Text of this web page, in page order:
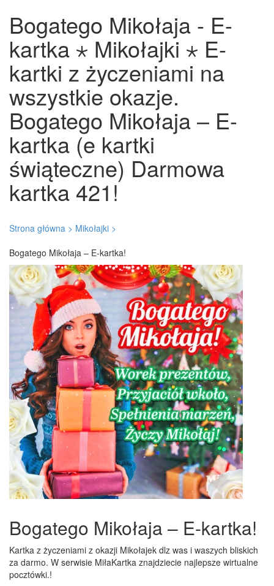
Bogatego Mikołaja - E-
kartka ⋆ Mikołajki ⋆ E-
kartki z życzeniami na
wszystkie okazje.
Bogatego Mikołaja – E-
kartka (e kartki
świąteczne) Darmowa
kartka 421!
Strona główna > Mikołajki >
Bogatego Mikołaja – E-kartka!
Bogatego Mikołaja – E-kartka!
Kartka z życzeniami z okazji Mikołajek dlz was i waszych bliskich
za darmo. W serwisie MiłaKartka znajdziecie najlepsze wirtualne
pocztówki.!